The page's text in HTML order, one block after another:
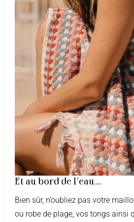
Et au bord de l’eau…
Bien sûr, n’oubliez pas votre maillot de bain, votre paréo
ou robe de plage, vos tongs ainsi